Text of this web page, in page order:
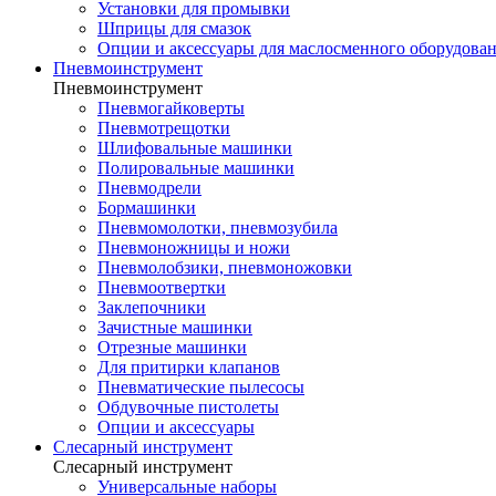
Установки для промывки
Шприцы для смазок
Опции и аксессуары для маслосменного
Пневмоинструмент
Пневмоинструмент
Пневмогайковерты
Пневмотрещотки
Шлифовальные машинки
Полировальные машинки
Пневмодрели
Бормашинки
Пневмомолотки, пневмозубила
Пневмоножницы и ножи
Пневмолобзики, пневмоножовки
Пневмоотвертки
Заклепочники
Зачистные машинки
Отрезные машинки
Для притирки клапанов
Пневматические пылесосы
Обдувочные пистолеты
Опции и аксессуары
Слесарный инструмент
Слесарный инструмент
Универсальные наборы